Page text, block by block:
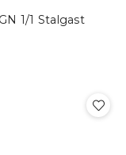
1/1 Stalgast